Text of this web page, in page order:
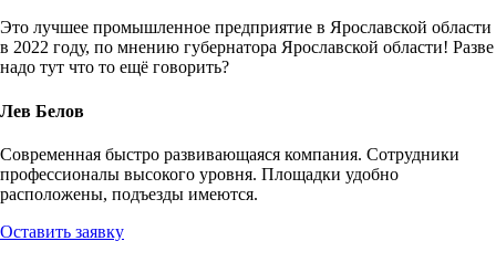
Это лучшее промышленное предприятие в Ярославской области
в 2022 году, по мнению губернатора Ярославской области! Разве
надо тут что то ещё говорить?
Лев Белов
Современная быстро развивающаяся компания. Сотрудники
профессионалы высокого уровня. Площадки удобно
расположены, подъезды имеются.
Оставить заявку